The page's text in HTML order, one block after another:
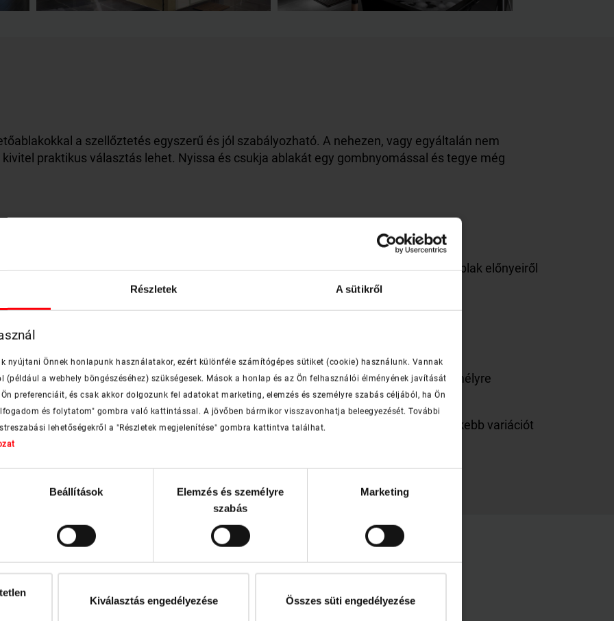
Részletek A sütikről
nyújtani Önnek honlapunk használatakor, ezért különféle számítógépes sütiket (cookie) használunk. Vannak
(például a webhely böngészéséhez) szükségesek. Mások a honlap és az Ön felhasználói élményének javítását
preferenciáit, és csak akkor dolgozunk fel adatokat marketing, elemzés és személyre szabás céljából, ha Ön
és folytatom" gombra való kattintással. A jövőben bármikor visszavonhatja beleegyezését. További
lehetőségekről a "Részletek megjelenítése" gombra kattintva találhat.
Beállítások
Elemzés és személyre
szabás
Marketing
Kiválasztás engedélyezése Összes süti engedélyezése
a szellőztetés egyszerű és jól szabályozható. A nehezen, vagy egyáltalán nem
praktikus választás lehet. Nyissa és csukja ablakát egy gombnyomással és tegye még
Ragaszkodik a fa megjelnéséhez, de nem szeretne lemondani a műanyag ablak előnyeiről
a kíváncsi tekintetektől. Széles szín és szövetválasztékunkkal fürdőjét is személyre
a halvány szürke vagy a bézs színű árnyékolókat javasoljuk Önnek. Esetleg élénkebb variációt
alternatíva.
kérdése van?